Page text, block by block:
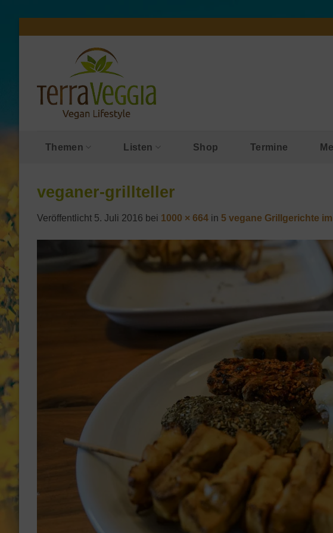
Themen Listen Shop Termine
veganer-grillteller
Veröffentlicht 5. Juli 2016 bei 1000 × 664 in 5 vegane Grillgerichte